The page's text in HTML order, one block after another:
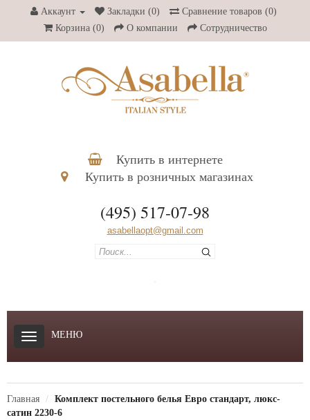
Аккаунт Закладки (0)
Сравнение товаров (0)
Корзина (0) О компании Сотрудничество
Купить в интернете
Купить в розничных магазинах
(495) 517-07-98
asabellaopt@gmail.com
МЕНЮ
Главная
Комплект постельного белья Евро стандарт, люкс-
сатин 2230-6